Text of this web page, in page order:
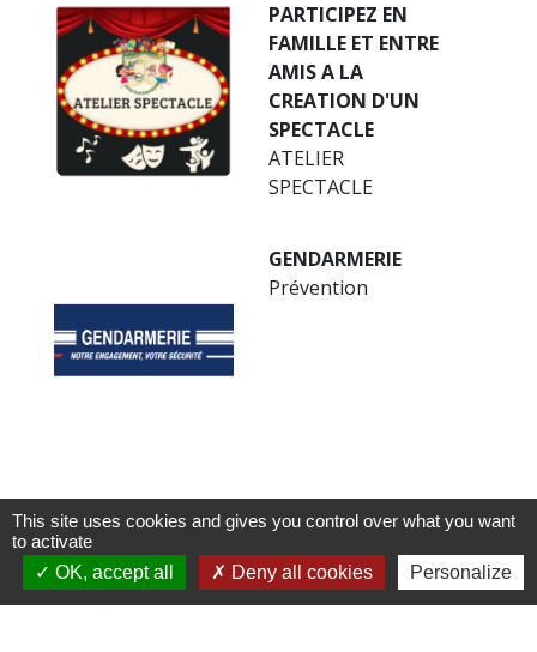
PARTICIPEZ EN
FAMILLE ET ENTRE
AMIS A LA
CREATION D'UN
SPECTACLE
ATELIER
SPECTACLE
GENDARMERIE
Prévention
-2 -3
This site uses cookies and gives you control over what you want
to activate
OK, accept all
Deny all cookies Personalize